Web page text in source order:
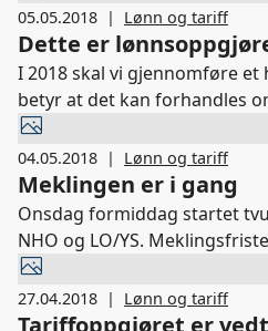
05.05.2018 | Lønn og tariff
Dette er
I 2018 skal vi gjennomføre et
betyr at det kan forhandles
endringer i tariffavtalene.
gjennomført som et
det er LO og NHO som
rundt AFP-ordningen som er
har valgt en samordnet
Forhandlingene starter 12.
04.05.2018 | Lønn og tariff
Meklingen er i gang
Onsdag formiddag startet
NHO og LO/YS.
lørdag og søndag.
27.04.2018 | Lønn og tariff
Tariffoppgjøret er